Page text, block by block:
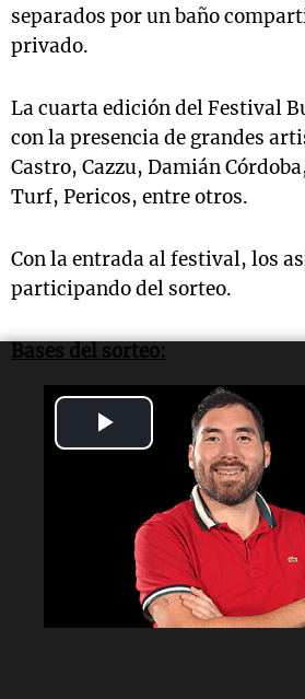
Video
separados por un baño
privado.
La cuarta edición del Festival
con la presencia de grandes
Castro, Cazzu, Damián
Turf, Pericos, entre otros.
Con la entrada al festival, los
participando del sorteo.
Bases del sorteo: